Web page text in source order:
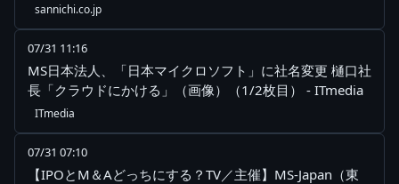
sannichi.co.jp
07/31 11:16
MS日本法人、「日本マイクロソフト」に社名変更 樋口社
長「クラウドにかける」（画像）（1/2枚目） - ITmedia
ITmedia
07/31 07:10
【IPOとM＆Aどっちにする？TV／主催】MS-Japan（東